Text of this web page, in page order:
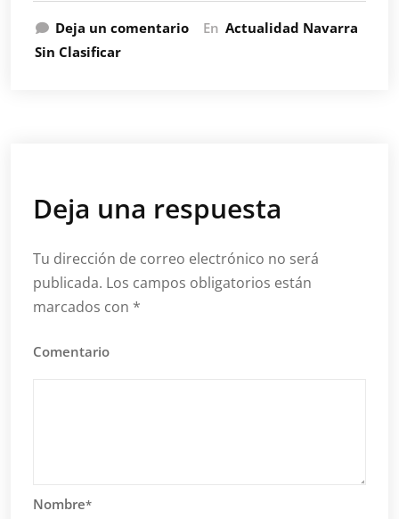
Deja un comentario En Actualidad Navarra
Sin Clasificar
Deja una respuesta
Tu dirección de correo electrónico no será
publicada. Los campos obligatorios están
marcados con *
Comentario
Nombre*